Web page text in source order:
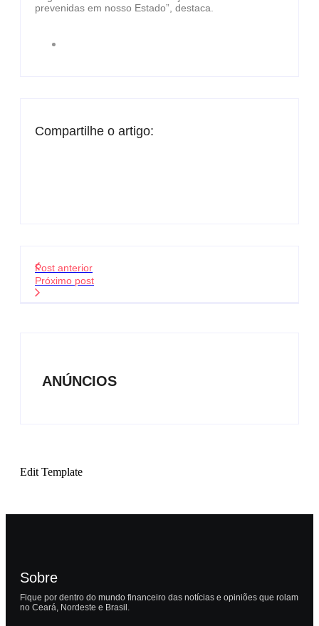
prevenidas em nosso Estado”, destaca.
Compartilhe o artigo:
Post anterior
Próximo post
ANÚNCIOS
Edit Template
Sobre
Fique por dentro do mundo financeiro das notícias e opiniões que rolam
no Ceará, Nordeste e Brasil.